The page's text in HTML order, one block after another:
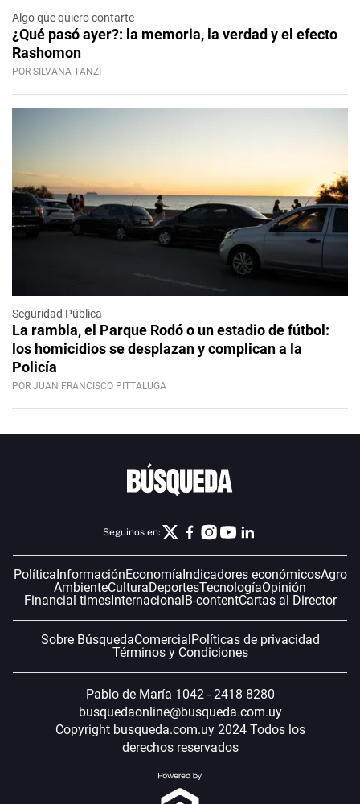
Algo que quiero contarte
¿Qué pasó ayer?: la memoria, la verdad y el efecto
Rashomon
POR SILVANA TANZI
Seguridad Pública
La rambla, el Parque Rodó o un estadio de fútbol:
los homicidios se desplazan y complican a la
Policía
POR JUAN FRANCISCO PITTALUGA
Seguinos en:
Política InformaciónEconomía Indicadores económicosAgro
AmbienteCulturaDeportesTecnologíaOpinión
Financial timesInternacional B-contentCartas al Director
Sobre BúsquedaComercial Políticas de privacidad
Términos y Condiciones
Pablo de María 1042 - 2418 8280
busquedaonline@busqueda.com.uy
Copyright busqueda.com.uy 2024 Todos los
derechos reservados